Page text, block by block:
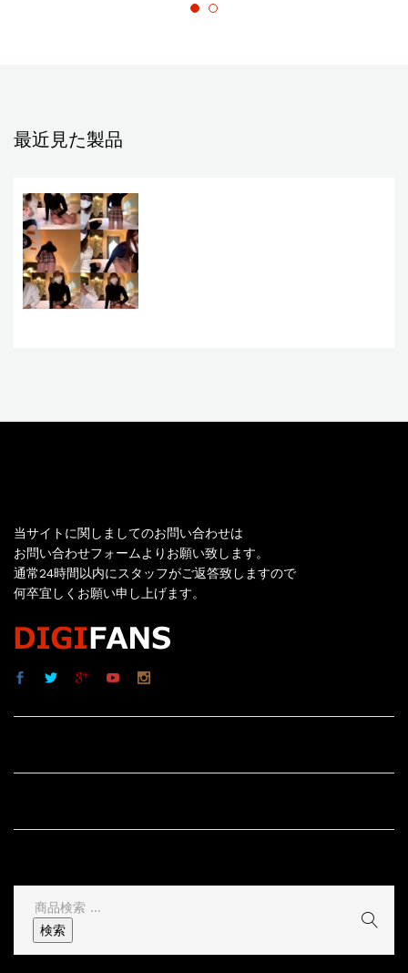
最近見た製品
当サイトに関しましてのお問い合わせは
お問い合わせフォームよりお願い致します。
通常24時間以内にスタッフがご返答致しますので
何卒宜しくお願い申し上げます。
検
索
結
検索